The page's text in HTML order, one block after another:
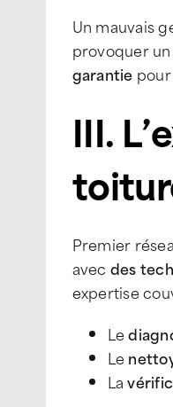
Un mauvais
provoquer
garantie
III.
Premier
avecdes
expertise
Le
Le
La